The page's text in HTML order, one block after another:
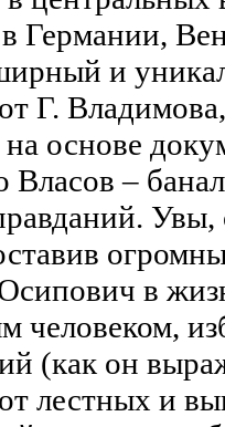
Германии,
и
Г.
основе
Власов –
Увы,
в
человеком,
(как он
лестных и